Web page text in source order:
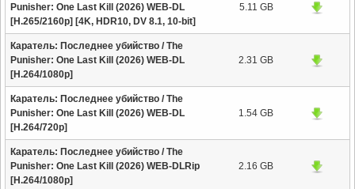
Punisher: One Last Kill (2026) WEB-DL
[H.265/2160p] [4K, HDR10, DV 8.1, 10-bit]
5.11 GB
Каратель: Последнее убийство / The
Punisher: One Last Kill (2026) WEB-DL
[H.264/1080p]
2.31 GB
Каратель: Последнее убийство / The
Punisher: One Last Kill (2026) WEB-DL
[H.264/720p]
1.54 GB
Каратель: Последнее убийство / The
Punisher: One Last Kill (2026) WEB-DLRip
[H.264/1080p]
2.16 GB